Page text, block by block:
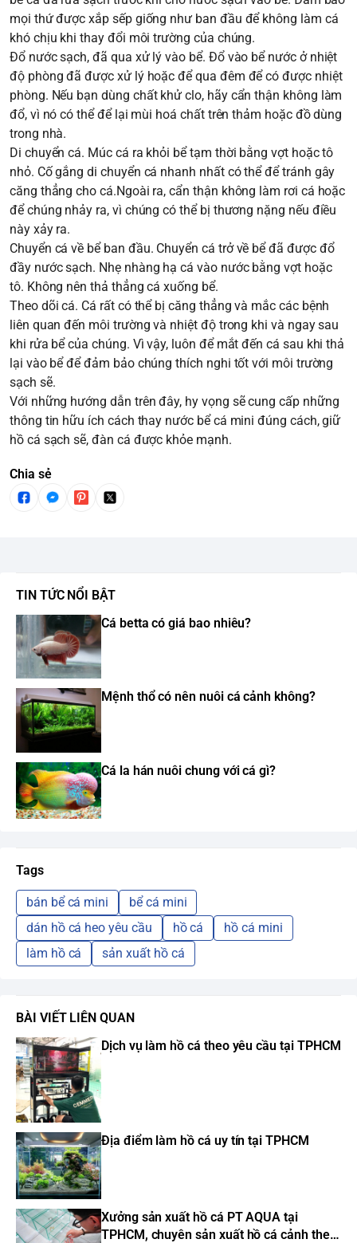
mọi thứ được xắp sếp giống như ban đầu để không làm cá
khó chịu khi thay đổi môi trường của chúng.
Đổ nước sạch, đã qua xử lý vào bể. Đổ vào bể nước ở nhiệt
độ phòng đã được xử lý hoặc để qua đêm để có được nhiệt
phòng. Nếu bạn dùng chất khử clo, hãy cẩn thận không làm
đổ, vì nó có thể để lại mùi hoá chất trên thảm hoặc đồ dùng
trong nhà.
Di chuyển cá. Múc cá ra khỏi bể tạm thời bằng vợt hoặc tô
nhỏ. Cố gắng di chuyển cá nhanh nhất có thể để tránh gây
căng thẳng cho cá.Ngoài ra, cẩn thận không làm rơi cá hoặc
để chúng nhảy ra, vì chúng có thể bị thương nặng nếu điều
này xảy ra.
Chuyển cá về bể ban đầu. Chuyển cá trở về bể đã được đổ
đầy nước sạch. Nhẹ nhàng hạ cá vào nước bằng vợt hoặc
tô. Không nên thả thẳng cá xuống bể.
Theo dõi cá. Cá rất có thể bị căng thẳng và mắc các bệnh
liên quan đến môi trường và nhiệt độ trong khi và ngay sau
khi rửa bể của chúng. Vì vậy, luôn để mắt đến cá sau khi thả
lại vào bể để đảm bảo chúng thích nghi tốt với môi trường
sạch sẽ.
Với những hướng dẫn trên đây, hy vọng sẽ cung cấp những
thông tin hữu ích cách thay nước bể cá mini đúng cách, giữ
hồ cá sạch sẽ, đàn cá được khỏe mạnh.
Chia sẻ
TIN TỨC NỔI BẬT
Cá betta có giá bao nhiêu?
Mệnh thổ có nên nuôi cá cảnh không?
Cá la hán nuôi chung với cá gì?
Tags
bán bể cá mini
bể cá mini
dán hồ cá heo yêu cầu
hồ cá
hồ cá mini
làm hồ cá
sản xuất hồ cá
BÀI VIẾT LIÊN QUAN
Dịch vụ làm hồ cá theo yêu cầu tại TPHCM
Địa điểm làm hồ cá uy tín tại TPHCM
Xưởng sản xuất hồ cá PT AQUA tại
TPHCM, chuyên sản xuất hồ cá cảnh theo